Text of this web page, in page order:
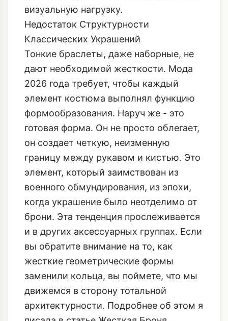
якорь, который мог бы выдержать эту
визуальную нагрузку.
Недостаток Структурности
Классических Украшений
Тонкие браслеты, даже наборные, не
дают необходимой жесткости. Мода
2026 года требует, чтобы каждый
элемент костюма выполнял функцию
готовая форма. Он не просто облегает,
он создает четкую, неизменную
границу между рукавом и кистью. Это
элемент, который заимствован из
военного обмундирования, из эпохи,
когда украшение было неотделимо от
брони. Эта тенденция прослеживается
и в других аксессуарных группах. Если
вы обратите внимание на то, как
жесткие геометрические формы
заменили кольца, вы поймете, что мы
движемся в сторону тотальной